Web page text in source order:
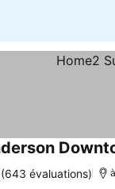
(643 évaluations)